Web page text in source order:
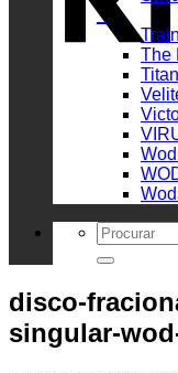
_
The
Search
for:
disco-
singular-